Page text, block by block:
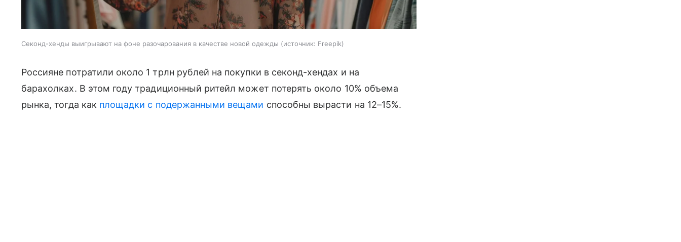
Секонд-хенды выигрывают на фоне разочарования в качестве новой одежды источник: Freepik
Россияне потратили около 1 трлн рублей на покупки в секонд-хендах и на
барахолках. В этом году традиционный ритейл может потерять около 10% объема
рынка, тогда как площадки с подержанными вещами способны вырасти на 12–15%.